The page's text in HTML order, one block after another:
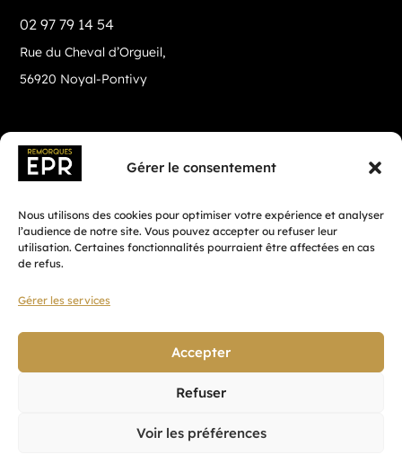
Gérer le consentement
Nous utilisons des cookies pour optimiser votre expérience et analyser
l’audience de notre site. Vous pouvez accepter ou refuser leur
utilisation. Certaines fonctionnalités pourraient être affectées en cas
de refus.
Gérer les services
Accepter
Refuser
Voir les préférences
02 97 79 14 54
Rue du Cheval d’Orgueil,
56920 Noyal-Pontivy